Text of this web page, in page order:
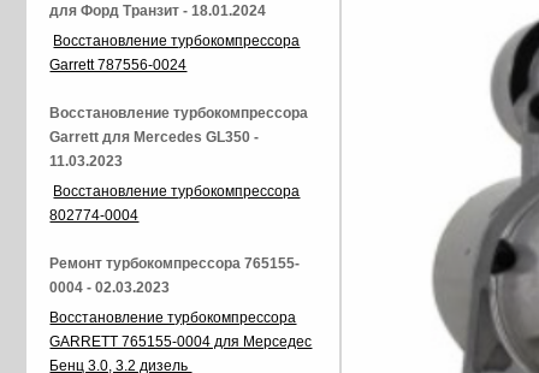
для Форд Транзит - 18.01.2024
Восстановление турбокомпрессора
Garrett 787556-0024
Восстановление турбокомпрессора
Garrett для Mercedes GL350 -
11.03.2023
Восстановление турбокомпрессора
802774-0004
Ремонт турбокомпрессора 765155-
0004 - 02.03.2023
Восстановление турбокомпрессора
GARRETT 765155-0004 для Мерседес
Бенц 3.0, 3.2 дизель